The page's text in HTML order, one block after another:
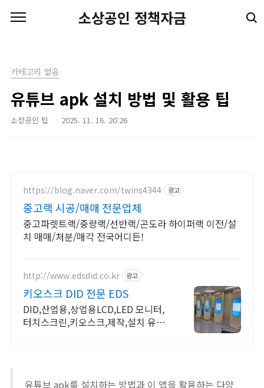
소상공인 정책자금
카테고리 없음
유튜브 apk 설치 방법 및 활용 팁
소상공인 팁 2025. 11. 16. 20:26
https://blog.naver.com/twins4344 광고
중고랙 시공/매매 전문업체
중고파렛트랙/중량랙/선반랙/곤도라 하이퍼랙 이전/설
치 매매/처분/매각 전국어디든!
http://www.edsdid.co.kr 광고
키오스크 DID 전문 EDS
DID,산업용,상업용LCD,LED 모니터,
터치스크린,키오스크,제작,설치 유지
유튜브 apk를 설치하는 방법과 이 앱을 활용하는 다양